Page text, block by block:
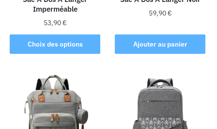
du
produit
Imperméable
53,90€
Choix des options
Ce
produit
plusieurs
variations.
Les
options
peuvent
59,90€
Ajouter au panier